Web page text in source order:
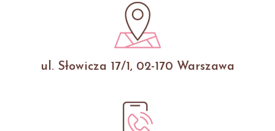
ul. Słowicza 17/1, 02-170 Warszawa